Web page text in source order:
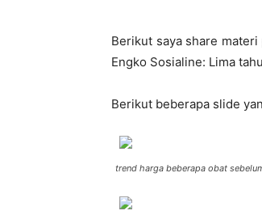
Berikut saya share
Engko Sosialine: Lima
Berikut beberapa slide
trend harga beberapa obat